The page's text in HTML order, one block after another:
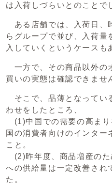
は入荷しづらいとのことで
ある店舗では、入荷日、
らグループで並び、入荷量
入していくというケースも
一方で、その商品以外の
買いの実態は確認できませ
そこで、品薄となってい
わせをしたところ、
(1)中国での需要の高まり
国の消費者向けのインター
こと。
(2)昨年度、商品増産のた
への供給量は一定改善され
た。